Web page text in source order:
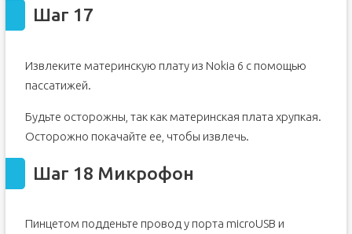
Шаг 17
Извлеките материнскую плату из Nokia 6 с помощью
пассатижей.
Будьте осторожны, так как материнская плата хрупкая.
Осторожно покачайте ее, чтобы извлечь.
Шаг 18 Микрофон
Пинцетом подденьте провод у порта microUSB и